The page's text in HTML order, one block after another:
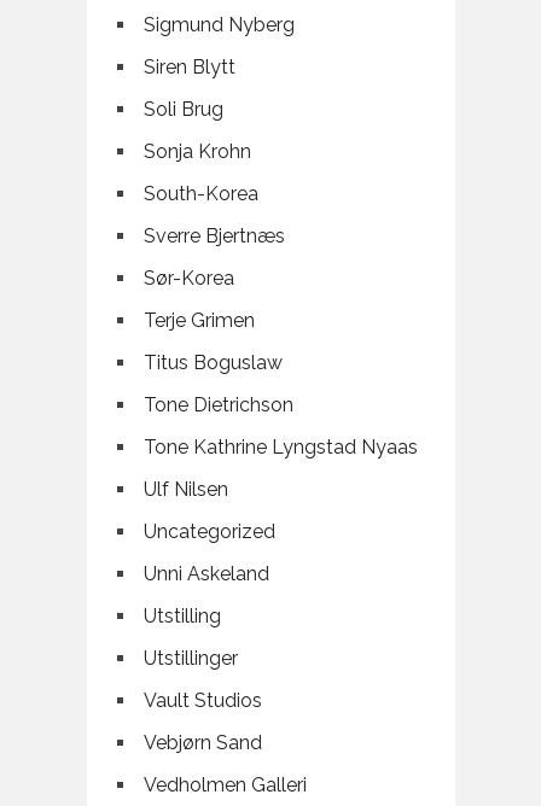
Sigmund Nyberg
Siren Blytt
Soli Brug
Sonja Krohn
South-Korea
Sverre Bjertnæs
Sør-Korea
Terje Grimen
Titus Boguslaw
Tone Dietrichson
Tone Kathrine Lyngstad Nyaas
Ulf Nilsen
Uncategorized
Unni Askeland
Utstilling
Utstillinger
Vault Studios
Vebjørn Sand
Vedholmen Galleri